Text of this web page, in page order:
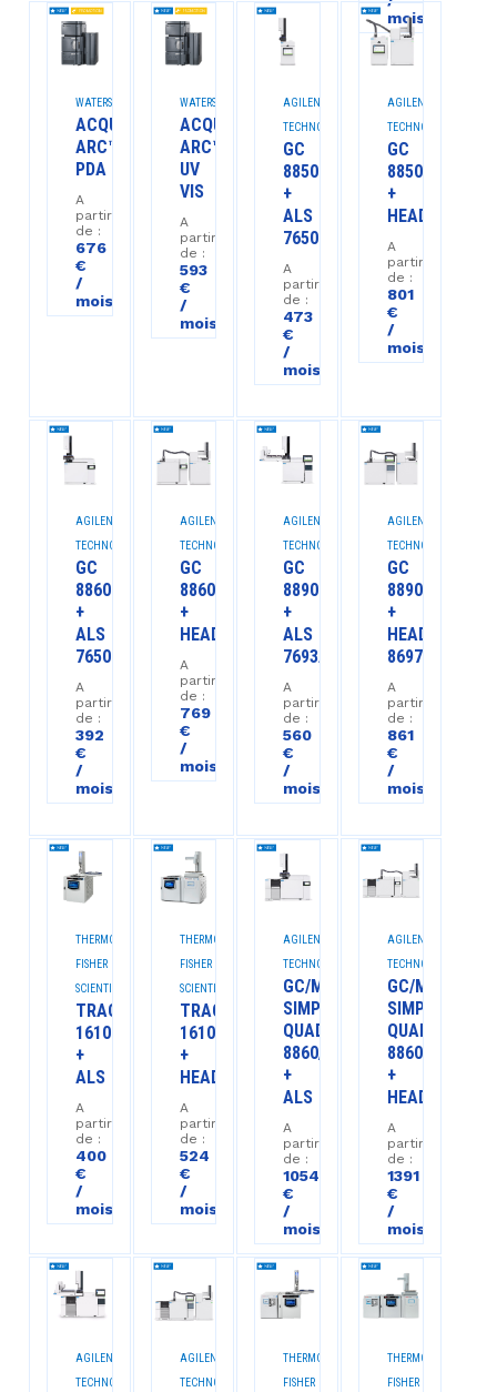
mois
WATERS™
ACQUITY
ARC™
PDA
A
partir
de :
676
€
/
mois
WATERS™
ACQUITY
ARC™
UV
VIS
A
partir
de :
593
€
/
mois
AGILENT
TECHNOLOGIES™
GC
8850
+
ALS
7650
A
partir
de :
473
€
/
mois
AGILENT
TECHNOLOGIES™
GC
8850
+
HEADSPACE
A
partir
de :
801
€
/
mois
AGILENT
TECHNOLOGIES™
GC
8860
+
ALS
7650
A
partir
de :
392
€
/
mois
AGILENT
TECHNOLOGIES™
GC
8860
+
HEADSPACE
A
partir
de :
769
€
/
mois
AGILENT
TECHNOLOGIES™
GC
8890
+
ALS
7693A
A
partir
de :
560
€
/
mois
AGILENT
TECHNOLOGIES™
GC
8890
+
HEADSPACE
8697
A
partir
de :
861
€
/
mois
THERMO
FISHER
SCIENTIFIC
TRACE
1610
+
ALS
A
partir
de :
400
€
/
mois
THERMO
FISHER
SCIENTIFIC
TRACE
1610
+
HEADSPACE
A
partir
de :
524
€
/
mois
AGILENT
TECHNOLOGIES™
GC/MS
SIMPLE
QUAD
8860/5977C
+
ALS
A
partir
de :
1054
€
/
mois
AGILENT
TECHNOLOGIES™
GC/MS
SIMPLE
QUAD
8860/5977C
+
HEADSPACE
A
partir
de :
1391
€
/
mois
AGILENT
TECHNOLOGIES™
AGILENT
TECHNOLOGIES™
THERMO
FISHER
THERMO
FISHER